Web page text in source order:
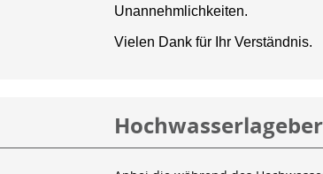
Unannehmlichkeiten.
Vielen Dank für Ihr Verständnis.